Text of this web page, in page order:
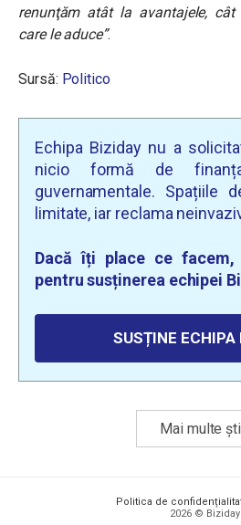
renunţăm atât la avantajele,
care le aduce”.
Sursă: Politico
Echipa Biziday nu a
nicio formă de
guvernamentale. Spațiile
limitate, iar reclama
Dacă îți place ce
pentru susținerea echipei
SUSȚINE ECHIPA
Mai multe
Politica de
2026 © Biziday